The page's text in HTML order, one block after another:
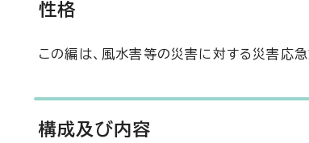
性格
この編は、風水害等の災害に対する災害応
構成及び内容